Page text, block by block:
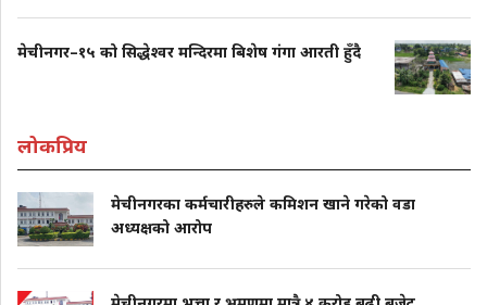
मेचीनगर–१५ को सिद्धेश्वर मन्दिरमा बिशेष गंगा आरती हुँदै
लोकप्रिय
मेचीनगरका कर्मचारीहरुले कमिशन खाने गरेको वडा
अध्यक्षको आरोप